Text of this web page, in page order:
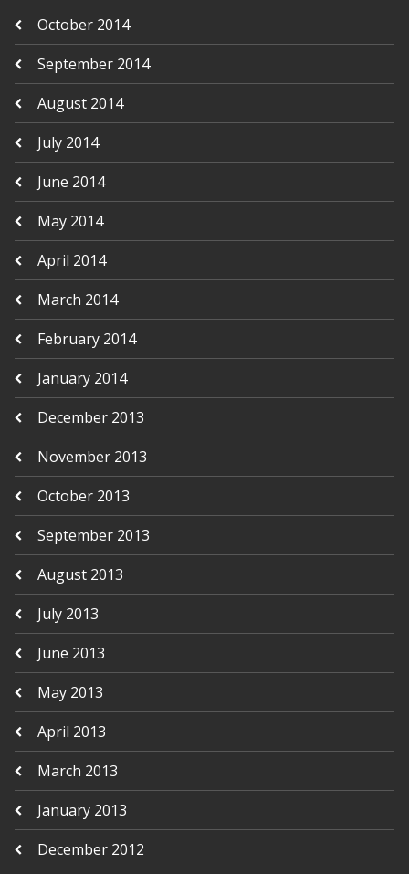
October 2014
September 2014
August 2014
July 2014
June 2014
May 2014
April 2014
March 2014
February 2014
January 2014
December 2013
November 2013
October 2013
September 2013
August 2013
July 2013
June 2013
May 2013
April 2013
March 2013
January 2013
December 2012